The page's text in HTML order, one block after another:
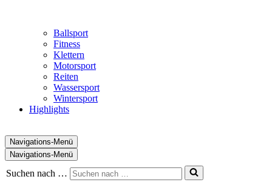
Ballsport
Fitness
Klettern
Motorsport
Reiten
Wassersport
Wintersport
Highlights
Navigations-Menü
Navigations-Menü
Suchen nach …